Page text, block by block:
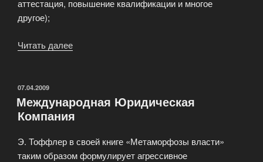
аттестация, повышение квалификации и многое
другое);
Читать далее
ОПУБЛИКОВАНО
07.04.2009
Международная Юридическая
Компания
Э. Тоффлер в своей книге «Метаморфозы власти»
таким образом формулирует агрессивное